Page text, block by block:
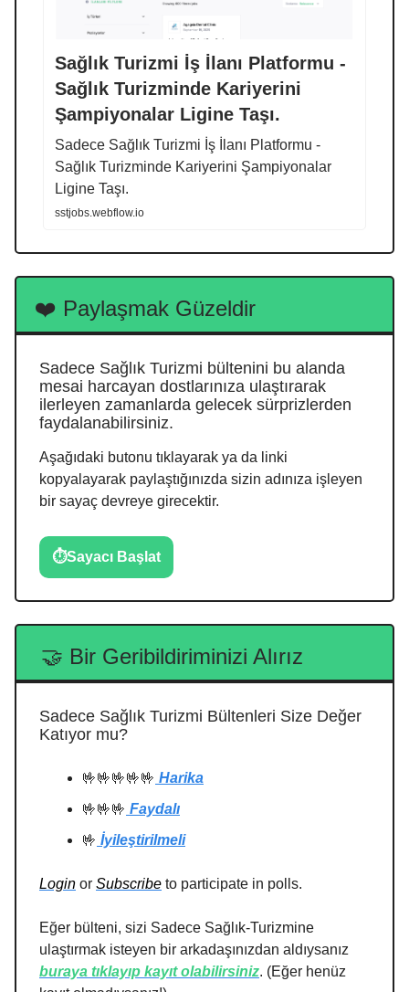
Sağlık Turizmi İş İlanı Platformu -
Sağlık Turizminde Kariyerini
Şampiyonalar Ligine Taşı.
Sadece Sağlık Turizmi İş İlanı Platformu -
Sağlık Turizminde Kariyerini Şampiyonalar
Ligine Taşı.
sstjobs.webflow.io
❤️ Paylaşmak Güzeldir
Sadece Sağlık Turizmi bültenini bu alanda
mesai harcayan dostlarınıza ulaştırarak
ilerleyen zamanlarda gelecek sürprizlerden
faydalanabilirsiniz.
Aşağıdaki butonu tıklayarak ya da linki
kopyalayarak paylaştığınızda sizin adınıza işleyen
bir sayaç devreye girecektir.
⏱️Sayacı Başlat
🤝 Bir Geribildiriminizi Alırız
Sadece Sağlık Turizmi Bültenleri Size Değer
Katıyor mu?
🤟🤟🤟🤟🤟 Harika
🤟🤟🤟 Faydalı
🤟 İyileştirilmeli
Login or Subscribe to participate in polls.
Eğer bülteni, sizi Sadece Sağlık-Turizmine
ulaştırmak isteyen bir arkadaşınızdan aldıysanız
buraya tıklayıp kayıt olabilirsiniz. (Eğer henüz